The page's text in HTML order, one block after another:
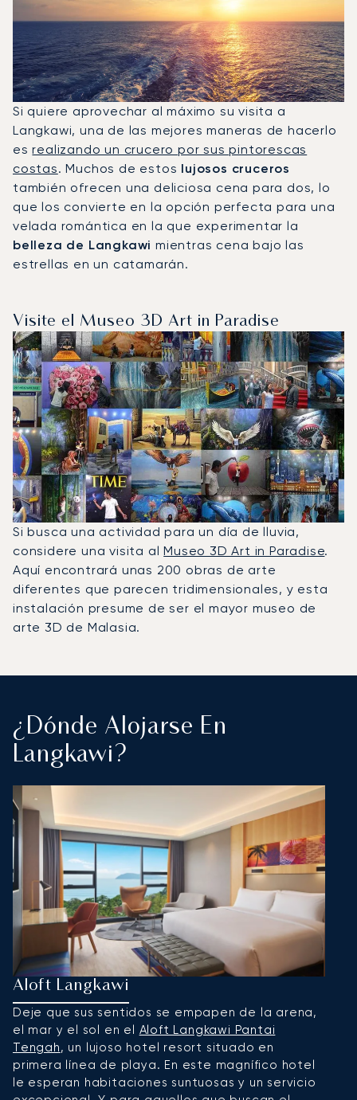
Si quiere aprovechar al máximo su visita a
Langkawi, una de las mejores maneras de hacerlo
esrealizando un crucero por sus pintorescas
costas. Muchos de estos lujosos cruceros
también ofrecen una deliciosa cena para dos, lo
que los convierte en la opción perfecta para una
velada romántica en la que experimentar la
belleza de Langkawi mientras cena bajo las
estrellas en un catamarán.
Visite el Museo 3D Art in Paradise
Si busca una actividad para un día de lluvia,
considere una visita alMuseo 3D Art in Paradise.
Aquí encontrará unas 200 obras de arte
diferentes que parecen tridimensionales, y esta
instalación presume de ser el mayor museo de
arte 3D de Malasia.
¿Dónde Alojarse En
Langkawi?
Aloft Langkawi
Deje que sus sentidos se empapen de la arena,
el mar y el sol en el Aloft Langkawi Pantai
Tengah, un lujoso hotel resort situado en
primera línea de playa. En este magnífico hotel
le esperan habitaciones suntuosas y un servicio